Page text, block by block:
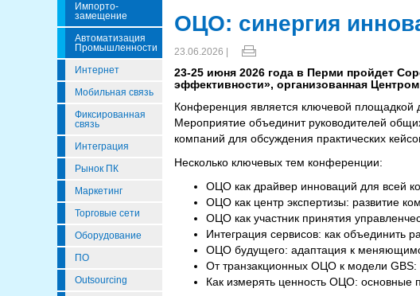
Импорто­
Замещение
Автоматизация
Промышленности
Интернет
Мобильная связь
Фиксированная
связь
Интеграция
Рынок ПК
Маркетинг
Торговые сети
Оборудование
ПО
Outsourcing
ОЦО: синергия
23.06.2026 |
23-25 июня 2026 года в Перми пройдет
эффективности», организованная
Конференция является ключевой площадкой
Мероприятие объединит руководителей
компаний для обсуждения практических
Несколько ключевых тем конференции:
ОЦО как драйвер инноваций для всей
ОЦО как центр экспертизы: развитие
ОЦО как участник принятия
Интеграция сервисов: как объединить
ОЦО будущего: адаптация к
От транзакционных ОЦО к модели GBS:
Как измерять ценность ОЦО: основные